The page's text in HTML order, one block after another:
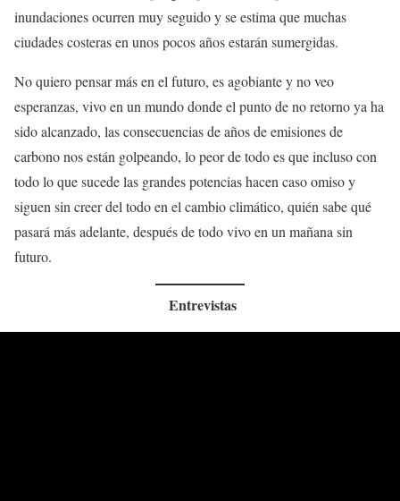
inundaciones ocurren muy seguido y se estima que muchas
ciudades costeras en unos pocos años estarán sumergidas.
No quiero pensar más en el futuro, es agobiante y no veo
esperanzas, vivo en un mundo donde el punto de no retorno ya ha
sido alcanzado, las consecuencias de años de emisiones de
carbono nos están golpeando, lo peor de todo es que incluso con
todo lo que sucede las grandes potencias hacen caso omiso y
siguen sin creer del todo en el cambio climático, quién sabe qué
pasará más adelante, después de todo vivo en un mañana sin
futuro.
Entrevistas